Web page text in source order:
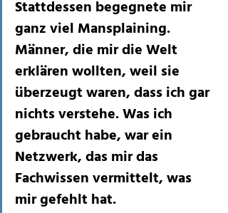
Stattdessen begegnete mir
ganz viel Mansplaining.
Männer, die mir die Welt
erklären wollten, weil sie
überzeugt waren, dass ich gar
nichts verstehe. Was ich
gebraucht habe, war ein
Netzwerk, das mir das
Fachwissen vermittelt, was
mir gefehlt hat.